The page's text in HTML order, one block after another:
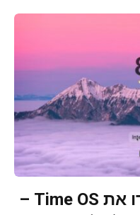
תודו לנו אחר כך. הכירו את Time OS –